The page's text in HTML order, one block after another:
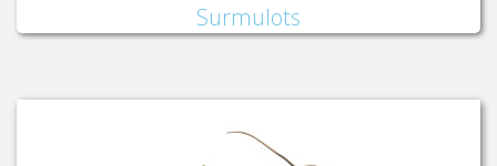
Surmulots